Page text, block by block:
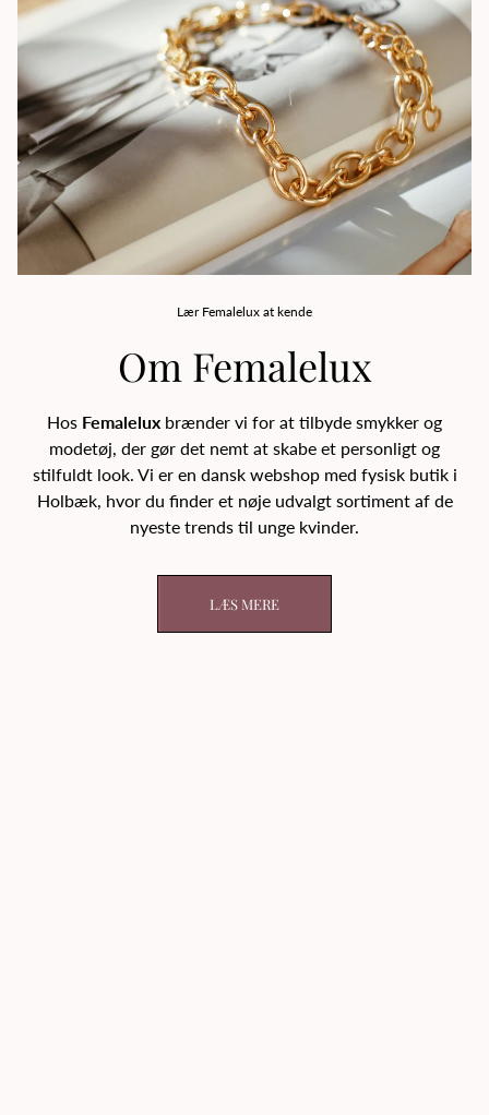
Lær Femalelux at kende
Om Femalelux
Hos Femalelux brænder vi for at tilbyde smykker og
modetøj, der gør det nemt at skabe et personligt og
stilfuldt look. Vi er en dansk webshop med fysisk butik i
Holbæk, hvor du finder et nøje udvalgt sortiment af de
nyeste trends til unge kvinder.
LÆS MERE